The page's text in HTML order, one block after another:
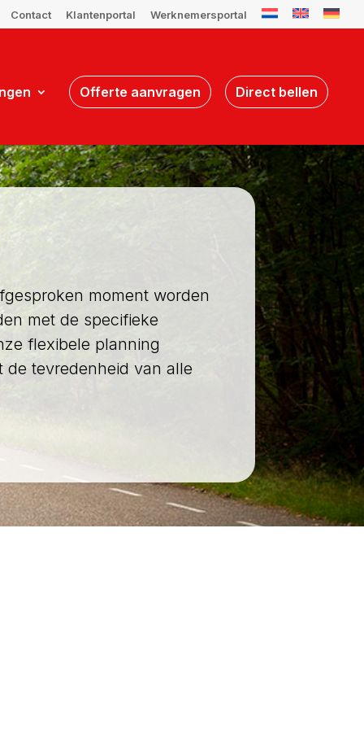
Contact Klantenportal Werknemersportal
Offerte aanvragen Direct bellen
moment worden
met de specifieke
flexibele planning
tevredenheid van alle